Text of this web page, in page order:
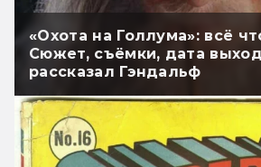
«Охота на Голлума»: всё
Сюжет, съёмки, дата
рассказал Гэндальф